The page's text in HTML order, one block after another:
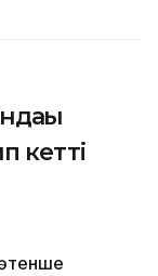
кетті